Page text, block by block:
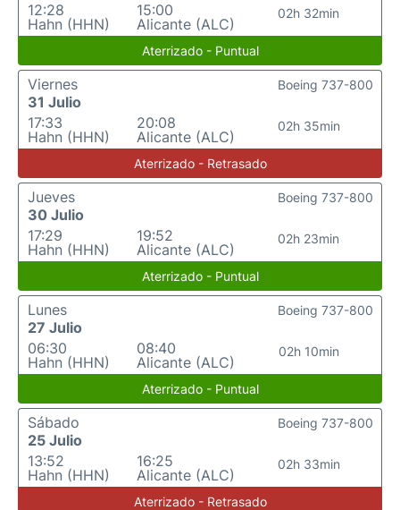
12:28
Hahn (HHN)
15:00
Alicante (ALC)
02h 32min
Aterrizado - Puntual
Viernes
31 Julio
17:33
Hahn (HHN)
20:08
Alicante (ALC)
02h 35min
Boeing 737-800
Aterrizado - Retrasado
Jueves
30 Julio
17:29
Hahn (HHN)
19:52
Alicante (ALC)
02h 23min
Boeing 737-800
Aterrizado - Puntual
Lunes
27 Julio
06:30
Hahn (HHN)
08:40
Alicante (ALC)
02h 10min
Boeing 737-800
Aterrizado - Puntual
Sábado
25 Julio
13:52
Hahn (HHN)
16:25
Alicante (ALC)
02h 33min
Boeing 737-800
Aterrizado - Retrasado